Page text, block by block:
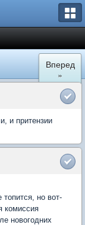
Вперед
»
и притензии
но вот-
комиссия
новогодних